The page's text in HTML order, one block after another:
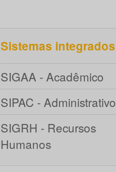
Sistemas integrados
SIGAA - Acadêmico
SIPAC - Administrativo
SIGRH - Recursos
Humanos